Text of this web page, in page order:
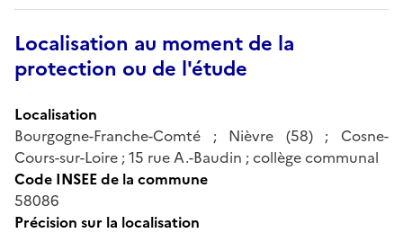
Localisation au moment de la
protection ou de l'étude
Localisation
Bourgogne-Franche-Comté ; Nièvre (58) ; Cosne-
Cours-sur-Loire ; 15 rue A.-Baudin ; collège communal
Code INSEE de la commune
58086
Précision sur la localisation